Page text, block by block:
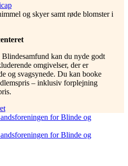
kan du nyde godt
omgivelser, der er
og svagsynede. Du kan booke
– inklusiv forplejning